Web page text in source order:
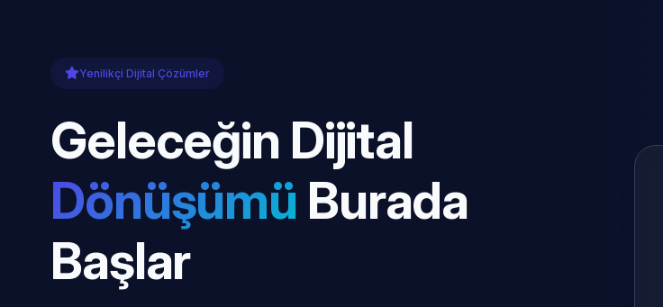
Yenilikçi Dijital Çözümler
Geleceğin Dijital
Dönüşümü Burada
Başlar